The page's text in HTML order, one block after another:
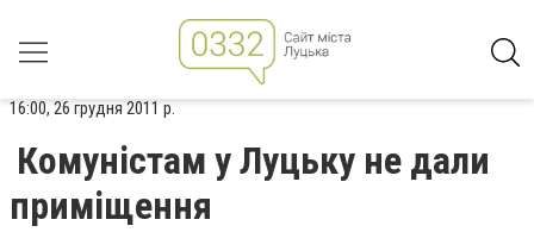
16:00, 26 грудня 2011 р.
Комуністам у Луцьку не дали
приміщення